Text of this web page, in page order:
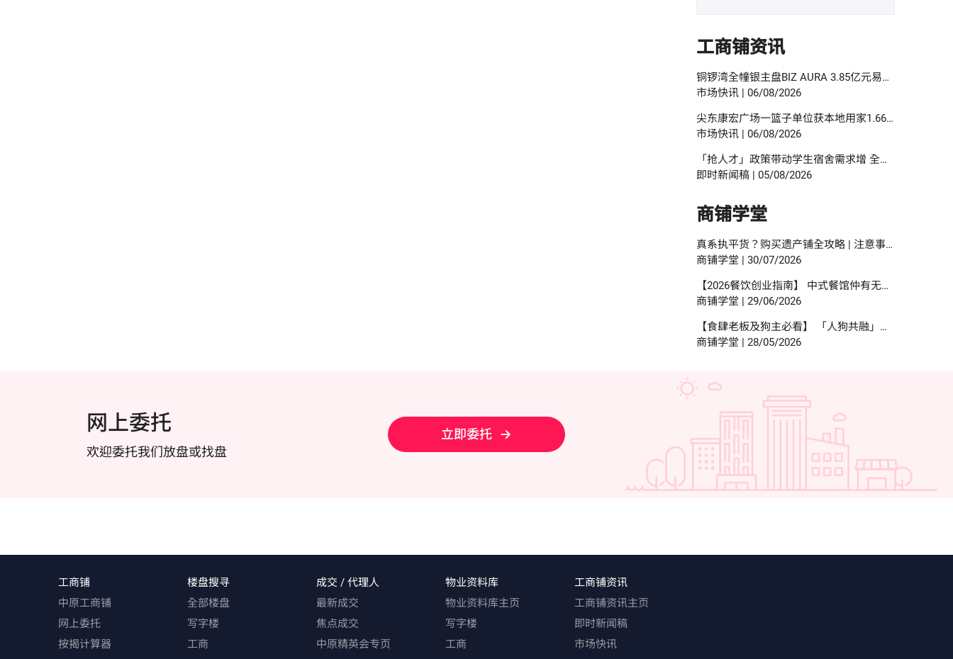
工商铺资讯
铜锣湾全幢银主盘BIZ AURA 3.85亿元易手 市传获蓝带啤酒代理商承接
市场快讯 | 06/08/2026
尖东康宏广场一篮子单位获本地用家1.66亿元接货 原业主持货22年赚27%
市场快讯 | 06/08/2026
「抢人才」政策带动学生宿舍需求增 全方位改装升值潜力高 佐敦庙街95至97号全幢独家放售 意向价约1.08亿元
即时新闻稿 | 05/08/2026
商铺学堂
真系执平货？购买遗产铺全攻略 | 注意事项、手续程序与按揭申请指南
商铺学堂 | 30/07/2026
【2026餐饮创业指南】 中式餐馆仲有无得做？边类食肆数目增幅最多？研究报告中寻找餐饮创业贴士？
商铺学堂 | 29/06/2026
【食肆老板及狗主必看】 「人狗共融」餐饮新时代 | 食环署指引懒人包！
商铺学堂 | 28/05/2026
网上委托
欢迎委托我们放盘或找盘
立即委托
工商铺
中原工商铺
网上委托
按揭计算器
楼盘搜寻
全部楼盘
写字楼
工商
成交 / 代理人
最新成交
焦点成交
中原精英会专页
物业资料库
物业资料库主页
写字楼
工商
工商铺资讯
工商铺资讯主页
即时新闻稿
市场快讯